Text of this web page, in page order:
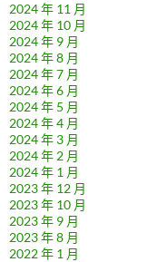
2024 年 11 月
2024 年 10 月
2024 年 9 月
2024 年 8 月
2024 年 7 月
2024 年 6 月
2024 年 5 月
2024 年 4 月
2024 年 3 月
2024 年 2 月
2024 年 1 月
2023 年 12 月
2023 年 10 月
2023 年 9 月
2023 年 8 月
2022 年 1 月